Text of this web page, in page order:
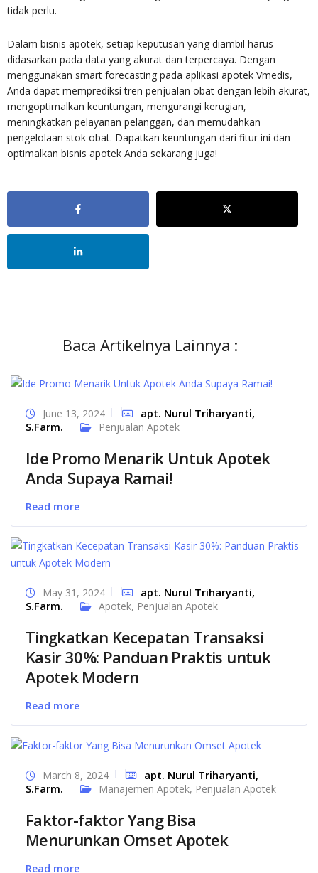
tidak perlu.
Dalam bisnis apotek, setiap keputusan yang diambil harus
didasarkan pada data yang akurat dan terpercaya. Dengan
menggunakan smart forecasting pada aplikasi apotek Vmedis,
Anda dapat memprediksi tren penjualan obat dengan lebih akurat,
mengoptimalkan keuntungan, mengurangi kerugian,
meningkatkan pelayanan pelanggan, dan memudahkan
pengelolaan stok obat. Dapatkan keuntungan dari fitur ini dan
optimalkan bisnis apotek Anda sekarang juga!
Baca Artikelnya Lainnya :
June 13, 2024
apt. Nurul Triharyanti,
S.Farm.
Penjualan Apotek
Ide Promo Menarik Untuk Apotek
Anda Supaya Ramai!
Read more
May 31, 2024
apt. Nurul Triharyanti,
S.Farm.
Apotek, Penjualan Apotek
Tingkatkan Kecepatan Transaksi
Kasir 30%: Panduan Praktis untuk
Apotek Modern
Read more
March 8, 2024
apt. Nurul Triharyanti,
S.Farm.
Manajemen Apotek, Penjualan Apotek
Faktor-faktor Yang Bisa
Menurunkan Omset Apotek
Read more